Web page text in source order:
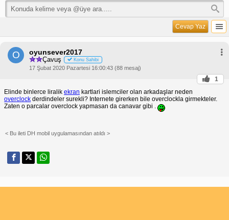
Cevap Yaz
O oyunsever2017
Çavuş Konu Sahibi
17 Şubat 2020 Pazartesi 16:00:43 (88 mesaj)
1
Elinde binlerce liralik ekran kartlari islemciler olan arkadaşlar neden
overclock derdindeler surekli? Internete girerken bile overclockla girmekteler.
Zaten o parcalar overclock yapmasan da canavar gibi .
< Bu ileti DH mobil uygulamasından atıldı >